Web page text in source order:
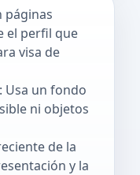
páginas
el perfil que
visa de
Usa un fondo
ni objetos
de la
y la